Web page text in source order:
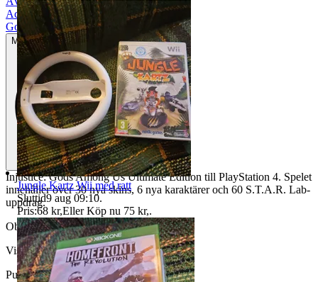
Action |
Gott använt skick
Mindre tecken på användning
Injustice: Gods Among Us Ultimate Edition till PlayStation 4. Spelet
innehåller över 30 nya skins, 6 nya karaktärer och 60 S.T.A.R. Lab-
uppdrag.
Objektnr 731 619 316
Visningar 109
Publicerad
14 maj 19:36
Jungle Kartz Wii med ratt
Sluttid9 aug 09:10.
Pris:68 kr,Eller Köp nu 75 kr,.